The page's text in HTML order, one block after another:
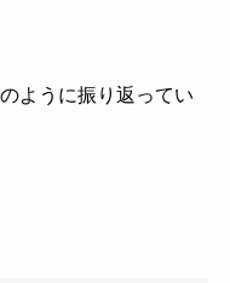
ように振り返ってい